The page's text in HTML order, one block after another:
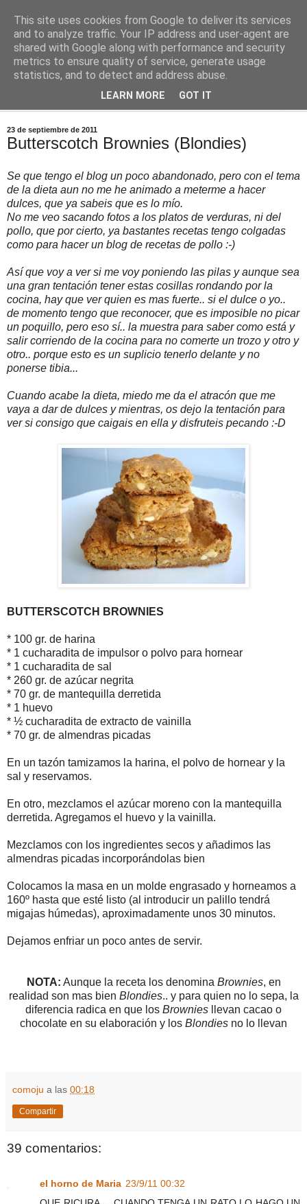
Comoju
La Cocina del Día a Día y el día a día de la Gastronomía
23 de septiembre de 2011
Butterscotch Brownies (Blondies)
Se que tengo el blog un poco abandonado, pero con el tema
de la dieta aun no me he animado a meterme a hacer
dulces, que ya sabeis que es lo mío.
No me veo sacando fotos a los platos de verduras, ni del
pollo, que por cierto, ya bastantes recetas tengo colgadas
como para hacer un blog de recetas de pollo :-)
Así que voy a ver si me voy poniendo las pilas y aunque sea
una gran tentación tener estas cosillas rondando por la
cocina, hay que ver quien es mas fuerte.. si el dulce o yo..
de momento tengo que reconocer, que es imposible no picar
un poquillo, pero eso sí.. la muestra para saber como está y
salir corriendo de la cocina para no comerte un trozo y otro y
otro.. porque esto es un suplicio tenerlo delante y no
ponerse tibia...
Cuando acabe la dieta, miedo me da el atracón que me
vaya a dar de dulces y mientras, os dejo la tentación para
ver si consigo que caigais en ella y disfruteis pecando :-D
BUTTERSCOTCH BROWNIES
* 100 gr. de harina
* 1 cucharadita de impulsor o polvo para hornear
* 1 cucharadita de sal
* 260 gr. de azúcar negrita
* 70 gr. de mantequilla derretida
* 1 huevo
* ½ cucharadita de extracto de vainilla
* 70 gr. de almendras picadas
En un tazón tamizamos la harina, el polvo de hornear y la
sal y reservamos.
En otro, mezclamos el azúcar moreno con la mantequilla
derretida. Agregamos el huevo y la vainilla.
Mezclamos con los ingredientes secos y añadimos las
almendras picadas incorporándolas bien
Colocamos la masa en un molde engrasado y horneamos a
160º hasta que esté listo (al introducir un palillo tendrá
migajas húmedas), aproximadamente unos 30 minutos.
Dejamos enfriar un poco antes de servir.
NOTA: Aunque la receta los denomina Brownies, en
realidad son mas bien Blondies.. y para quien no lo sepa, la
diferencia radica en que los Brownies llevan cacao o
chocolate en su elaboración y los Blondies no lo llevan
comoju a las 00:18
Compartir
39 comentarios:
el horno de Maria 23/9/11 00:32
This site uses cookies from Google to deliver its services
and to analyze traffic. Your IP address and user-agent are
shared with Google along with performance and security
metrics to ensure quality of service, generate usage
statistics, and to detect and address abuse.
LEARN MORE GOT IT